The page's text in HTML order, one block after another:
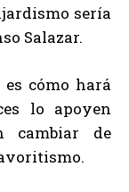
sería
Salazar.
es cómo hará
lo apoyen
cambiar de